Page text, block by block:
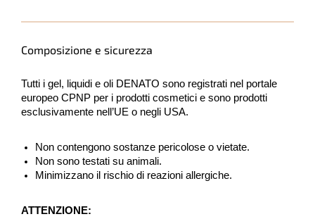
Composizione e sicurezza
Tutti i gel, liquidi e oli DENATO sono registrati nel portale
europeo CPNP per i prodotti cosmetici e sono prodotti
esclusivamente nell’UE o negli USA.
Non contengono sostanze pericolose o vietate.
Non sono testati su animali.
Minimizzano il rischio di reazioni allergiche.
ATTENZIONE: